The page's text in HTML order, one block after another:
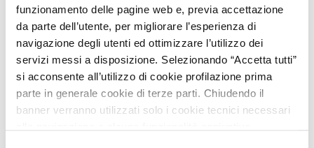
funzionamento delle pagine web e, previa accettazione
da parte dell’utente, per migliorare l’esperienza di
navigazione degli utenti ed ottimizzare l’utilizzo dei
servizi messi a disposizione. Selezionando “Accetta tutti”
si acconsente all’utilizzo di cookie profilazione prima
parte in generale cookie di terze parti. Chiudendo il
banner verranno utilizzati solo i cookie tecnici necessari